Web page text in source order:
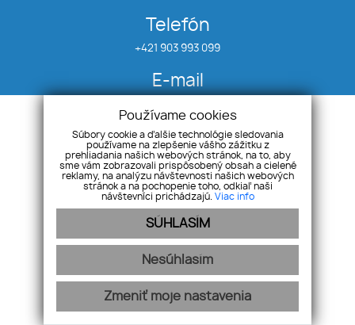
Telefón
+421 903 993 099
E-mail
Úvod
Nehnuteľnosti
Byty
Priestory
Chaty
Ponuka/dopyt
Používame cookies
Súbory cookie a ďalšie technológie sledovania
používame na zlepšenie vášho zážitku z
prehliadania našich webových stránok, na to, aby
sme vám zobrazovali prispôsobený obsah a cielené
reklamy, na analýzu návštevnosti našich webových
stránok a na pochopenie toho, odkiaľ naši
návštevníci prichádzajú. Viac info
SÚHLASÍM
Nesúhlasím
Zmeniť moje nastavenia